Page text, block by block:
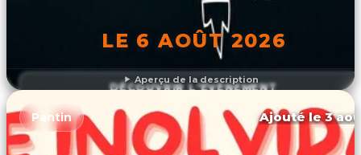
Aperçu de la description
LE 6 AOÛT 2026
DÉCOUVRIR L'ÉVÉNEMENT
Pantin Ajouté le 3